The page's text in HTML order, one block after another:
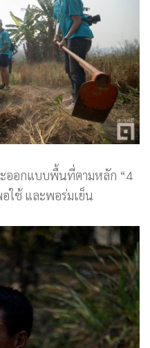
ออกแบบพื้นที่ตามหลัก “4
ใช้ และพอร่มเย็น